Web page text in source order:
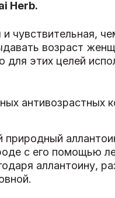
Herb.
чувствительная,
возраст
этих целей
антивозрастных
с его помощью
аллантоину,